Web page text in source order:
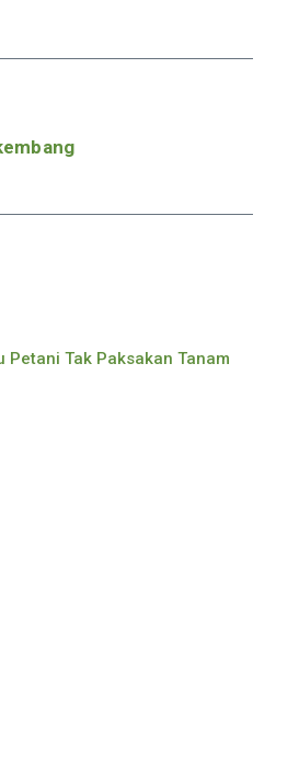
Petani Tak Paksakan Tanam